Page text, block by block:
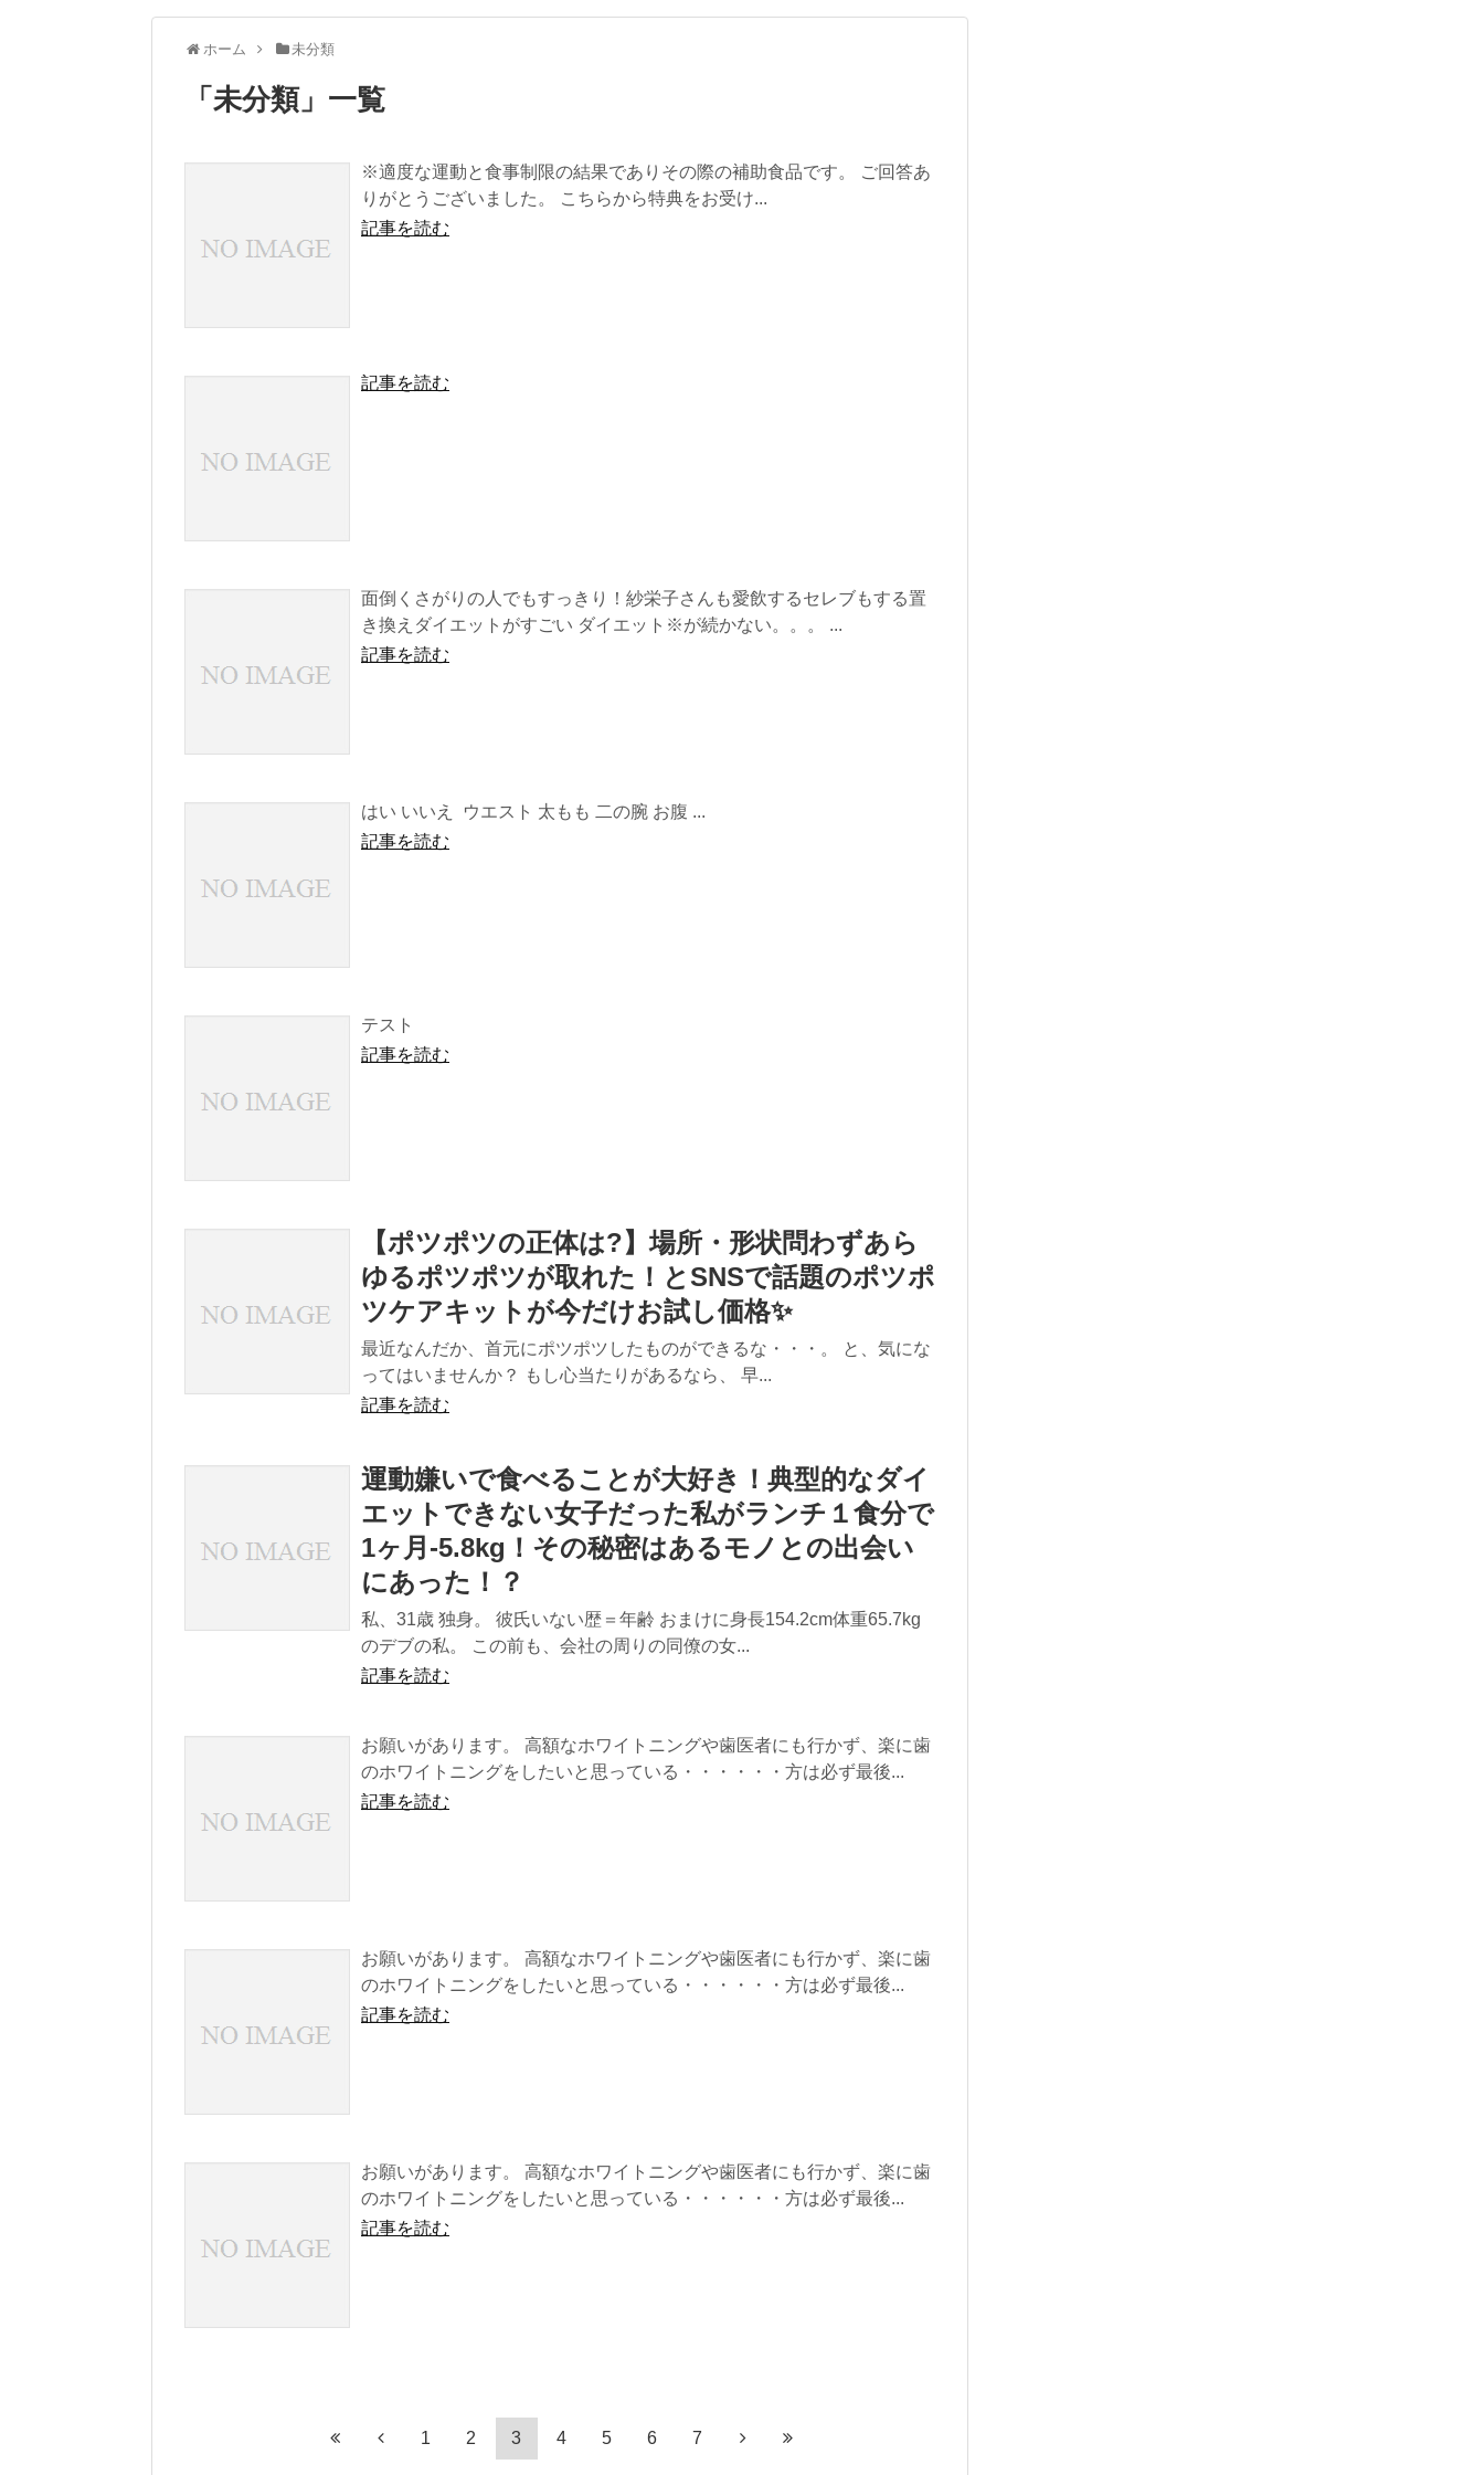
ホーム 未分類
「 未分類」 一覧
※適度な運動と食事制限の結果でありその際の補助食品です。 ご回答あ
りがとうございました。 こちらから特典をお受け...
記事を読む
記事を読む
面倒くさがりの人でもすっきり！紗栄子さんも愛飲するセレブもする置
き換えダイエットがすごい ダイエット※が続かない。。。 ...
記事を読む
はい いいえ ウエスト 太もも 二の腕 お腹 ...
記事を読む
テスト
記事を読む
【ポツポツの正体は?】場所・形状問わずあら
ゆるポツポツが取れた！とSNSで話題のポツポ
ツケアキットが今だけお試し価格✨
最近なんだか、首元にポツポツしたものができるな・・・。 と、気にな
ってはいませんか？ もし心当たりがあるなら、 早...
記事を読む
運動嫌いで食べることが大好き！典型的なダイ
エットできない女子だった私がランチ１食分で
1ヶ月-5.8kg！その秘密はあるモノとの出会い
にあった！？
私、31歳 独身。 彼氏いない歴＝年齢 おまけに身長154.2cm体重65.7kg
のデブの私。 この前も、会社の周りの同僚の女...
記事を読む
お願いがあります。 高額なホワイトニングや歯医者にも行かず、楽に歯
のホワイトニングをしたいと思っている・・・・・・方は必ず最後...
記事を読む
お願いがあります。 高額なホワイトニングや歯医者にも行かず、楽に歯
のホワイトニングをしたいと思っている・・・・・・方は必ず最後...
記事を読む
お願いがあります。 高額なホワイトニングや歯医者にも行かず、楽に歯
のホワイトニングをしたいと思っている・・・・・・方は必ず最後...
記事を読む
1 2 3 4 5 6 7